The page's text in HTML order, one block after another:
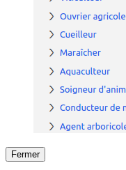
Fermer